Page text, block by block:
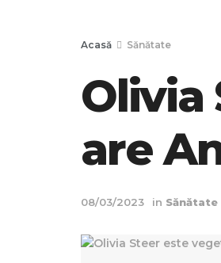
Acasă Sănătate
Olivia
are
08/03/2023 in Sănătate